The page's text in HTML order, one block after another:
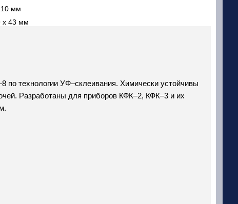
мм
х 43 мм
по технологии УФ–склеивания. Химически устойчивы
Разработаны для приборов КФК–2, КФК–3 и их